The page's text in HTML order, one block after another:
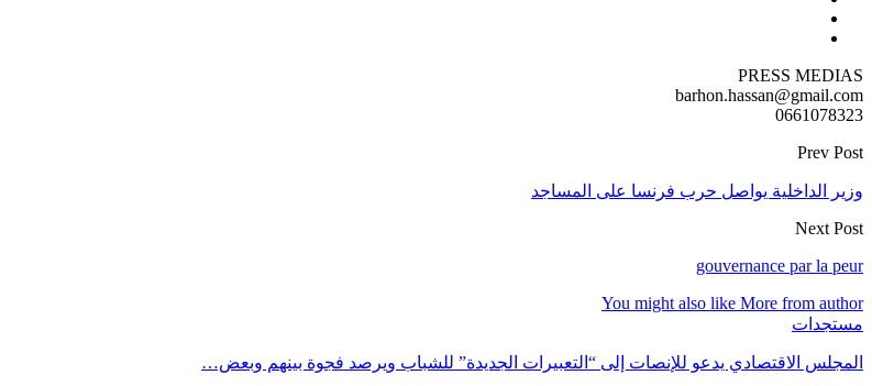
PRESS MEDIAS
barhon.hassan@gmail.com
0661078323
Prev Post
وزير الداخلية يواصل حرب فرنسا على المساجد
Next Post
gouvernance par la peur
You might also like More from author
مستجدات
المجلس الاقتصادي يدعو للإنصات إلى “التعبيرات الجديدة” للشباب ويرصد فجوة بينهم وبعض…